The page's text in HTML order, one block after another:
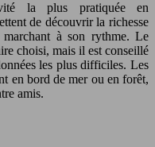
la plus pratiquée en
de découvrir la richesse
à son rythme. Le
choisi, mais il est conseillé
les plus difficiles. Les
en bord de mer ou en forêt,
amis.